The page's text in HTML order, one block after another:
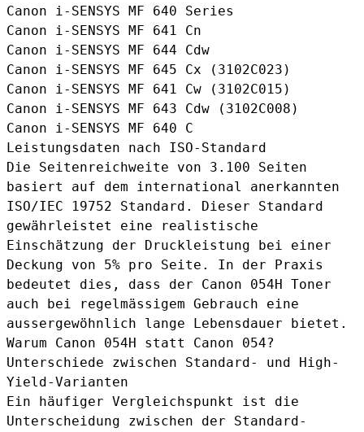
Canon i-SENSYS MF 640 Series
Canon i-SENSYS MF 641 Cn
Canon i-SENSYS MF 644 Cdw
Canon i-SENSYS MF 645 Cx (3102C023)
Canon i-SENSYS MF 641 Cw (3102C015)
Canon i-SENSYS MF 643 Cdw (3102C008)
Canon i-SENSYS MF 640 C
Leistungsdaten nach ISO-Standard
Die Seitenreichweite von 3.100 Seiten
basiert auf dem international anerkannten
ISO/IEC 19752 Standard. Dieser Standard
gewährleistet eine realistische
Einschätzung der Druckleistung bei einer
Deckung von 5% pro Seite. In der Praxis
bedeutet dies, dass der Canon 054H Toner
auch bei regelmässigem Gebrauch eine
aussergewöhnlich lange Lebensdauer bietet.
Warum Canon 054H statt Canon 054?
Unterschiede zwischen Standard- und High-
Yield-Varianten
Ein häufiger Vergleichspunkt ist die
Unterscheidung zwischen der Standard-